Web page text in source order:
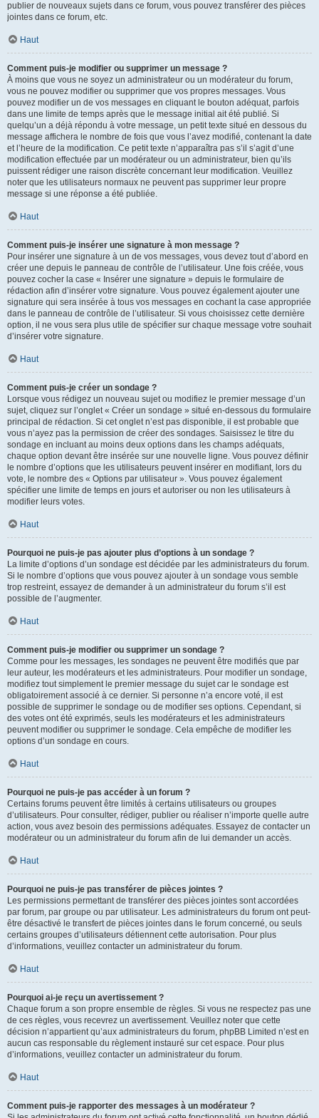
publier de nouveaux sujets dans ce forum, vous pouvez transférer des pièces
jointes dans ce forum, etc.
Haut
Comment puis-je modifier ou supprimer un message ?
À moins que vous ne soyez un administrateur ou un modérateur du forum,
vous ne pouvez modifier ou supprimer que vos propres messages. Vous
pouvez modifier un de vos messages en cliquant le bouton adéquat, parfois
dans une limite de temps après que le message initial ait été publié. Si
quelqu’un a déjà répondu à votre message, un petit texte situé en dessous du
message affichera le nombre de fois que vous l’avez modifié, contenant la date
et l’heure de la modification. Ce petit texte n’apparaîtra pas s’il s’agit d’une
modification effectuée par un modérateur ou un administrateur, bien qu’ils
puissent rédiger une raison discrète concernant leur modification. Veuillez
noter que les utilisateurs normaux ne peuvent pas supprimer leur propre
message si une réponse a été publiée.
Haut
Comment puis-je insérer une signature à mon message ?
Pour insérer une signature à un de vos messages, vous devez tout d’abord en
créer une depuis le panneau de contrôle de l’utilisateur. Une fois créée, vous
pouvez cocher la case « Insérer une signature » depuis le formulaire de
rédaction afin d’insérer votre signature. Vous pouvez également ajouter une
signature qui sera insérée à tous vos messages en cochant la case appropriée
dans le panneau de contrôle de l’utilisateur. Si vous choisissez cette dernière
option, il ne vous sera plus utile de spécifier sur chaque message votre souhait
d’insérer votre signature.
Haut
Comment puis-je créer un sondage ?
Lorsque vous rédigez un nouveau sujet ou modifiez le premier message d’un
sujet, cliquez sur l’onglet « Créer un sondage » situé en-dessous du formulaire
principal de rédaction. Si cet onglet n’est pas disponible, il est probable que
vous n’ayez pas la permission de créer des sondages. Saisissez le titre du
sondage en incluant au moins deux options dans les champs adéquats,
chaque option devant être insérée sur une nouvelle ligne. Vous pouvez définir
le nombre d’options que les utilisateurs peuvent insérer en modifiant, lors du
vote, le nombre des « Options par utilisateur ». Vous pouvez également
spécifier une limite de temps en jours et autoriser ou non les utilisateurs à
modifier leurs votes.
Haut
Pourquoi ne puis-je pas ajouter plus d’options à un sondage ?
La limite d’options d’un sondage est décidée par les administrateurs du forum.
Si le nombre d’options que vous pouvez ajouter à un sondage vous semble
trop restreint, essayez de demander à un administrateur du forum s’il est
possible de l’augmenter.
Haut
Comment puis-je modifier ou supprimer un sondage ?
Comme pour les messages, les sondages ne peuvent être modifiés que par
leur auteur, les modérateurs et les administrateurs. Pour modifier un sondage,
modifiez tout simplement le premier message du sujet car le sondage est
obligatoirement associé à ce dernier. Si personne n’a encore voté, il est
possible de supprimer le sondage ou de modifier ses options. Cependant, si
des votes ont été exprimés, seuls les modérateurs et les administrateurs
peuvent modifier ou supprimer le sondage. Cela empêche de modifier les
options d’un sondage en cours.
Haut
Pourquoi ne puis-je pas accéder à un forum ?
Certains forums peuvent être limités à certains utilisateurs ou groupes
d’utilisateurs. Pour consulter, rédiger, publier ou réaliser n’importe quelle autre
action, vous avez besoin des permissions adéquates. Essayez de contacter un
modérateur ou un administrateur du forum afin de lui demander un accès.
Haut
Pourquoi ne puis-je pas transférer de pièces jointes ?
Les permissions permettant de transférer des pièces jointes sont accordées
par forum, par groupe ou par utilisateur. Les administrateurs du forum ont peut-
être désactivé le transfert de pièces jointes dans le forum concerné, ou seuls
certains groupes d’utilisateurs détiennent cette autorisation. Pour plus
d’informations, veuillez contacter un administrateur du forum.
Haut
Pourquoi ai-je reçu un avertissement ?
Chaque forum a son propre ensemble de règles. Si vous ne respectez pas une
de ces règles, vous recevrez un avertissement. Veuillez noter que cette
décision n’appartient qu’aux administrateurs du forum, phpBB Limited n’est en
aucun cas responsable du règlement instauré sur cet espace. Pour plus
d’informations, veuillez contacter un administrateur du forum.
Haut
Comment puis-je rapporter des messages à un modérateur ?